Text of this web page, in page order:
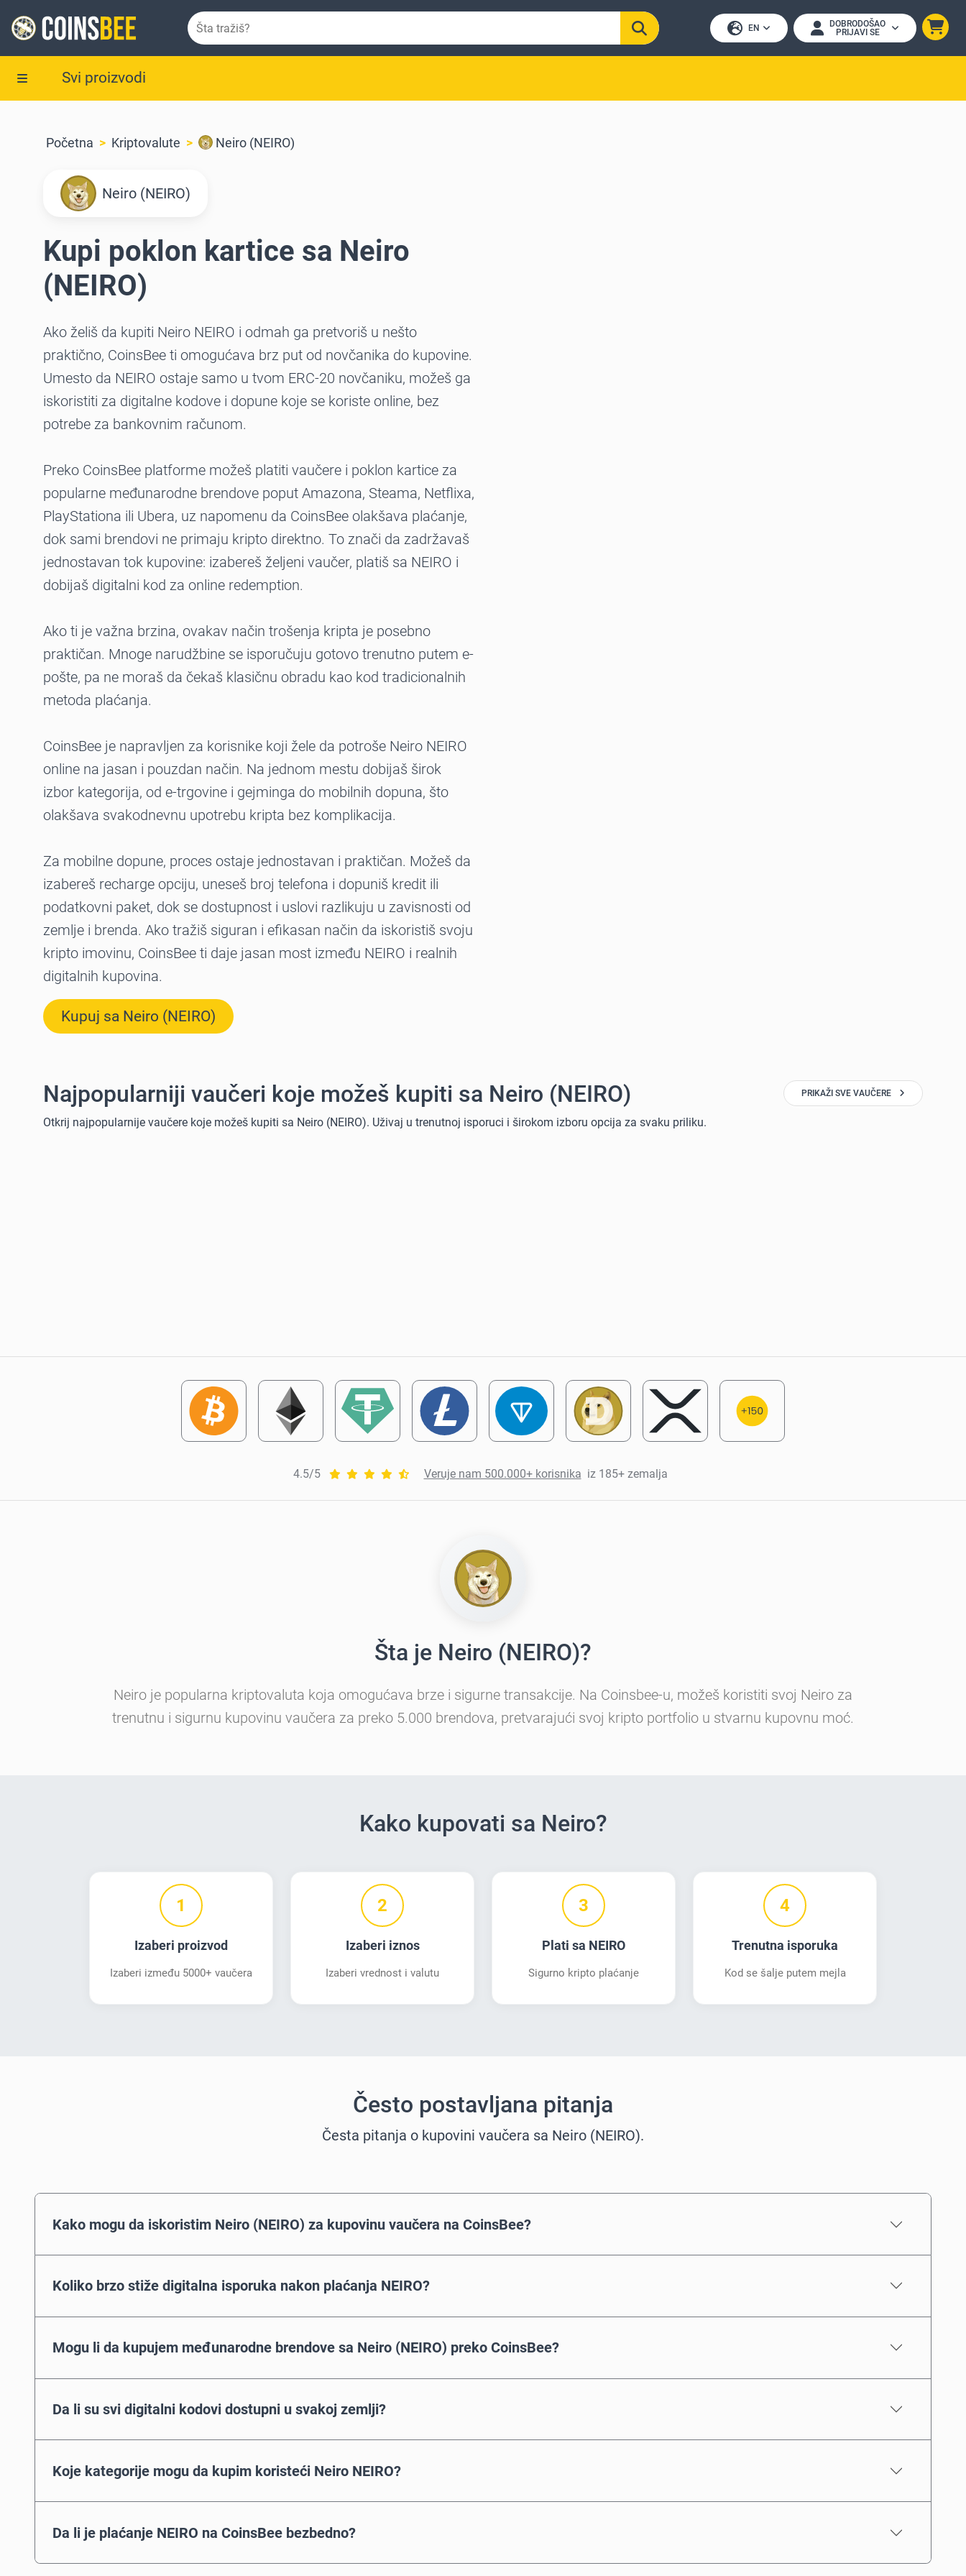
EN
DOBRODOŠAO
PRIJAVI SE
Svi proizvodi
Početna Kriptovalute Neiro (NEIRO)
Neiro (NEIRO)
Kupi poklon kartice sa Neiro
(NEIRO)
Ako želiš da kupiti Neiro NEIRO i odmah ga pretvoriš u nešto
praktično, CoinsBee ti omogućava brz put od novčanika do kupovine.
Umesto da NEIRO ostaje samo u tvom ERC-20 novčaniku, možeš ga
iskoristiti za digitalne kodove i dopune koje se koriste online, bez
potrebe za bankovnim računom.
Preko CoinsBee platforme možeš platiti vaučere i poklon kartice za
popularne međunarodne brendove poput Amazona, Steama, Netflixa,
PlayStationa ili Ubera, uz napomenu da CoinsBee olakšava plaćanje,
dok sami brendovi ne primaju kripto direktno. To znači da zadržavaš
jednostavan tok kupovine: izabereš željeni vaučer, platiš sa NEIRO i
dobijaš digitalni kod za online redemption.
Ako ti je važna brzina, ovakav način trošenja kripta je posebno
praktičan. Mnoge narudžbine se isporučuju gotovo trenutno putem e-
pošte, pa ne moraš da čekaš klasičnu obradu kao kod tradicionalnih
metoda plaćanja.
CoinsBee je napravljen za korisnike koji žele da potroše Neiro NEIRO
online na jasan i pouzdan način. Na jednom mestu dobijaš širok
izbor kategorija, od e-trgovine i gejminga do mobilnih dopuna, što
olakšava svakodnevnu upotrebu kripta bez komplikacija.
Za mobilne dopune, proces ostaje jednostavan i praktičan. Možeš da
izabereš recharge opciju, uneseš broj telefona i dopuniš kredit ili
podatkovni paket, dok se dostupnost i uslovi razlikuju u zavisnosti od
zemlje i brenda. Ako tražiš siguran i efikasan način da iskoristiš svoju
kripto imovinu, CoinsBee ti daje jasan most između NEIRO i realnih
digitalnih kupovina.
Kupuj sa Neiro (NEIRO)
Najpopularniji vaučeri koje možeš kupiti sa Neiro (NEIRO)
Otkrij najpopularnije vaučere koje možeš kupiti sa Neiro (NEIRO). Uživaj u trenutnoj isporuci i širokom izboru opcija za svaku priliku.
PRIKAŽI SVE VAUČERE
4.5/5 Veruje nam 500.000+ korisnika iz 185+ zemalja
Šta je Neiro (NEIRO)?
Neiro je popularna kriptovaluta koja omogućava brze i sigurne transakcije. Na Coinsbee-u, možeš koristiti svoj Neiro za
trenutnu i sigurnu kupovinu vaučera za preko 5.000 brendova, pretvarajući svoj kripto portfolio u stvarnu kupovnu moć.
Kako kupovati sa Neiro?
1
Izaberi proizvod
Izaberi između 5000+ vaučera
2
Izaberi iznos
Izaberi vrednost i valutu
3
Plati sa NEIRO
Sigurno kripto plaćanje
4
Trenutna isporuka
Kod se šalje putem mejla
Često postavljana pitanja
Česta pitanja o kupovini vaučera sa Neiro (NEIRO).
Kako mogu da iskoristim Neiro (NEIRO) za kupovinu vaučera na CoinsBee?
Koliko brzo stiže digitalna isporuka nakon plaćanja NEIRO?
Mogu li da kupujem međunarodne brendove sa Neiro (NEIRO) preko CoinsBee?
Da li su svi digitalni kodovi dostupni u svakoj zemlji?
Koje kategorije mogu da kupim koristeći Neiro NEIRO?
Da li je plaćanje NEIRO na CoinsBee bezbedno?